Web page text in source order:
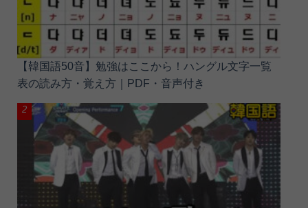
【韓国語50音】勉強はここから！ハングル文字一覧
表の読み方・覚え方｜PDF・音声付き